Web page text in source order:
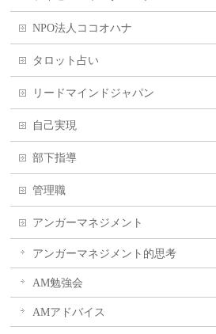
NPO法人ココオハナ
タロット占い
リードマインドジャパン
自己実現
部下指導
管理職
アンガーマネジメント
アンガーマネジメント的思考
AM勉強会
AMアドバイス